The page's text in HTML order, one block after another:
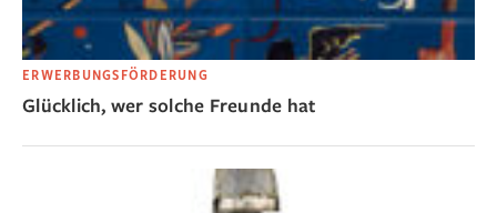
ERWERBUNGSFÖRDERUNG
Glücklich, wer solche Freunde hat